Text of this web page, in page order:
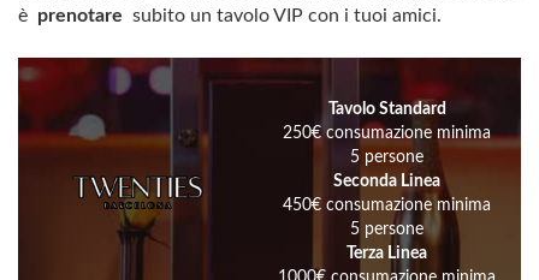
è prenotare subito un tavolo VIP con i tuoi amici.
Tavolo Standard
250€ consumazione minima
5 persone
Seconda Linea
450€ consumazione minima
5 persone
Terza Linea